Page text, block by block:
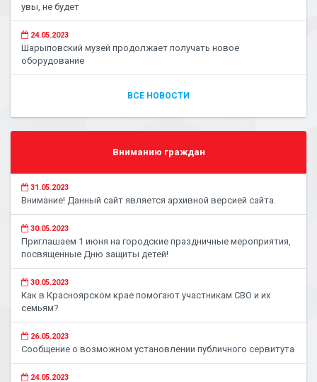
увы, не будет
24.05.2023
Шарыповский музей продолжает получать новое
оборудование
ВСЕ НОВОСТИ
Вниманию граждан
31.05.2023
Внимание! Данный сайт является архивной версией сайта.
30.05.2023
Приглашаем 1 июня на городские праздничные мероприятия,
посвященные Дню защиты детей!
30.05.2023
Как в Красноярском крае помогают участникам СВО и их
семьям?
26.05.2023
Сообщение о возможном установлении публичного сервитута
24.05.2023